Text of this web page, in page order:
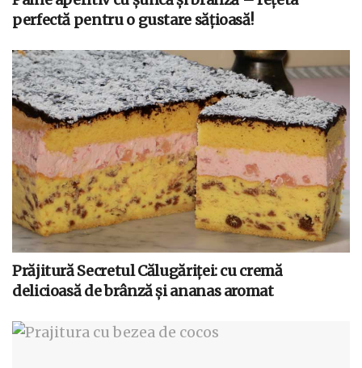
perfectă pentru o gustare sățioasă!
Prăjitură Secretul Călugăriței: cu cremă
delicioasă de brânză și ananas aromat